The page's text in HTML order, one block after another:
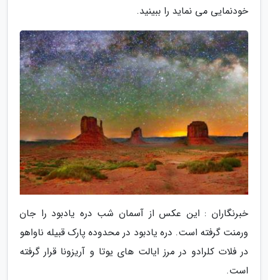
خودنمایی می نماید را ببینید.
خبرنگاران : این عکس از آسمان شب دره یادبود را جان
ورمنت گرفته است. دره یادبود در محدوده پارک قبیله ناواهو
در فلات کلرادو در مرز ایالت های یوتا و آریزونا قرار گرفته
است.